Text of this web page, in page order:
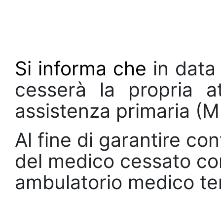
Si informa che in
cesserà la propria
assistenza primaria
Al fine di garantire
del medico cessato
ambulatorio medico